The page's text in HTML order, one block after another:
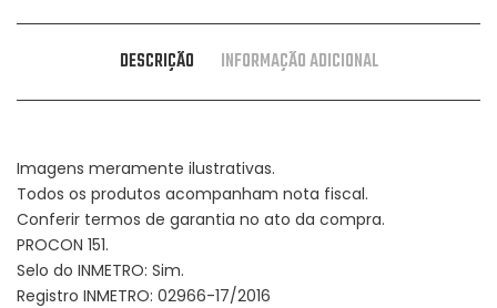
DESCRIÇÃO INFORMAÇÃO ADICIONAL
Imagens meramente ilustrativas.
Todos os produtos acompanham nota fiscal.
Conferir termos de garantia no ato da compra.
PROCON 151.
Selo do INMETRO: Sim.
Registro INMETRO: 02966-17/2016